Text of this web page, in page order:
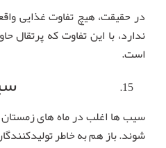
در حقیقت، هیچ تفاوت غذایی
ندارد، با این تفاوت که
است.
سیب ها اغلب در ماه های
شوند. باز هم به خاطر